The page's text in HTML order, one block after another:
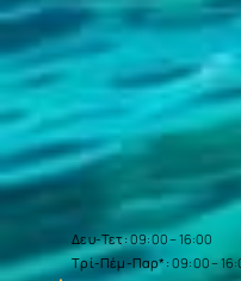
Δευ-Τετ:09:00 – 16:00
Τρί-Πέμ-Παρ*:09:00 –